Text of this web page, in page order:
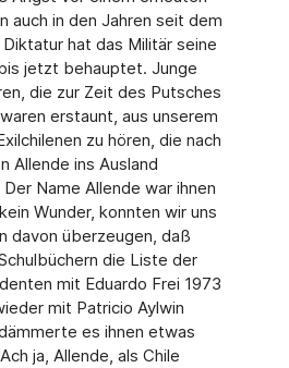
auch in den Jahren seit dem
hat das Militär seine
jetzt behauptet. Junge
die zur Zeit des Putsches
erstaunt, aus unserem
zu hören, die nach
Allende ins Ausland
Name Allende war ihnen
Wunder, konnten wir uns
davon überzeugen, daß
die Liste der
mit Eduardo Frei 1973
mit Patricio Aylwin
es ihnen etwas
ja, Allende, als Chile